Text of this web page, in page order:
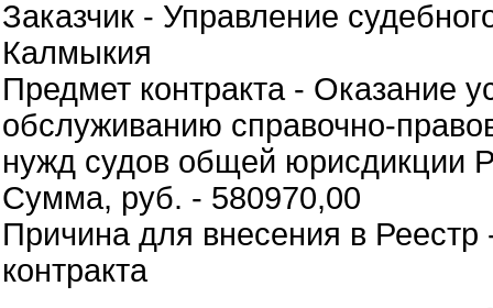
Заказчик - Управление
Калмыкия
Предмет контракта - Оказание
обслуживанию справочно-
нужд судов общей юрисдикции
Сумма, руб. - 580970,00
Причина для внесения в
контракта